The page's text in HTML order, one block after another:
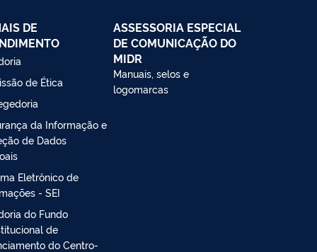
DE
de Ética
da Informação e
de Dados
Eletrônico de
- SEI
do Fundo
de
do Centro-
ASSESSORIA ESPECIAL
DE COMUNICAÇÃO DO
MIDR
Manuais, selos e
logomarcas